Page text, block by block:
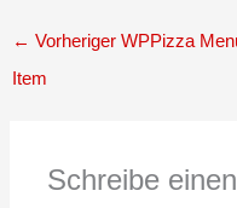
← Vorheriger WPPizza
Item
Schreibe